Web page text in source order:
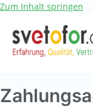
Zum Inhalt springen